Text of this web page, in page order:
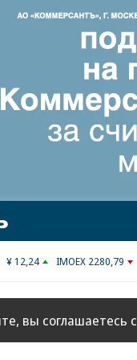
¥ 12,24 IMOEX 2280,79
вы соглашаетесь с